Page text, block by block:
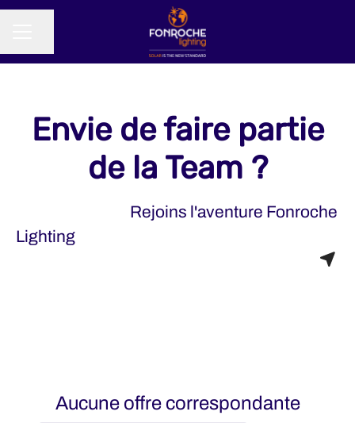
Envie de faire partie
de la Team ?
Rejoins l'aventure Fonroche
Lighting
Aucune offre correspondante